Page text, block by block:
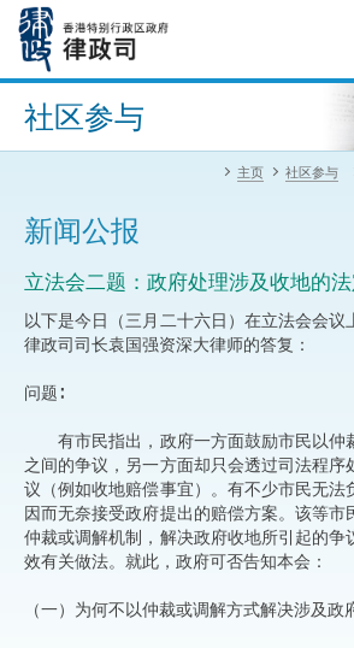
内
进阶搜寻
社区参与
主页 社区参与
新闻公报
立法会二题：政府处理涉及收地的
以下是今日（三月二十六日）在立法会会议
律政司司长袁国强资深大律师的答复：
问题∶
有市民指出，政府一方面鼓励市民以仲
之间的争议，另一方面却只会透过司法程序
议（例如收地赔偿事宜）。有不少市民无法
因而无奈接受政府提出的赔偿方案。该等市
仲裁或调解机制，解决政府收地所引起的争
效有关做法。就此，政府可否告知本会：
（一）为何不以仲裁或调解方式解决涉及政